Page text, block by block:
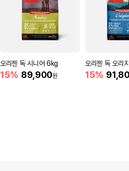
오리젠 독 시니어 6kg
15% 89,900원
오리젠 독 오리
15%